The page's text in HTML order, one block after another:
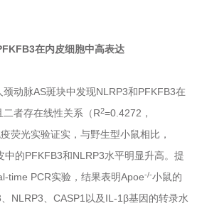
在内皮细胞中高表达
动脉AS斑块中发现NLRP3和PFKFB3在
者存在线性关系（R2=0.4272，
荧光实验证实，与野生型小鼠相比，
中的PFKFB3和NLRP3水平明显升高。提
time PCR实验，结果表明Apoe-/-小鼠的
NLRP3、CASP1以及IL-1β基因的转录水